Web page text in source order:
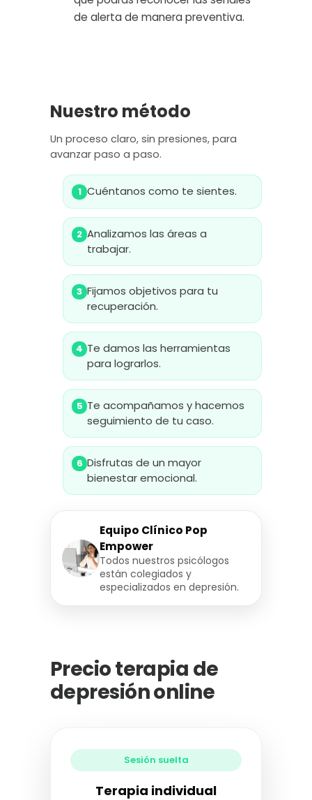
de alerta de manera preventiva.
Nuestro método
Un proceso claro, sin presiones, para
avanzar paso a paso.
1 Cuéntanos como te sientes.
2 Analizamos las áreas a
trabajar.
3 Fijamos objetivos para tu
recuperación.
4 Te damos las herramientas
para lograrlos.
5 Te acompañamos y hacemos
seguimiento de tu caso.
6 Disfrutas de un mayor
bienestar emocional.
Equipo Clínico Pop
Empower
Todos nuestros psicólogos
están colegiados y
especializados en depresión.
Precio terapia de
depresión online
Sesión suelta
Terapia individual